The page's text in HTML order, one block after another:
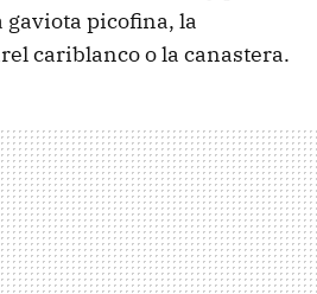
gaviota picofina, la
cariblanco o la canastera.